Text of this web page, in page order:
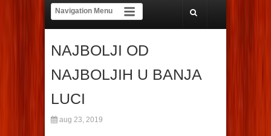
NAJBOLJI OD
NAJBOLJIH U BANJA
LUCI
aug 23, 2019